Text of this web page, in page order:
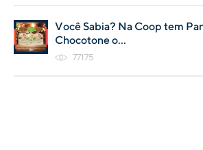
Você Sabia? Na Coop tem
Chocotone o...
77175